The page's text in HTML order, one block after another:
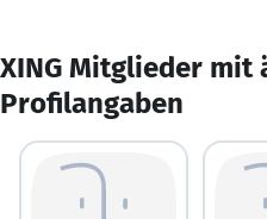
XING Mitglieder mit
Profilangaben